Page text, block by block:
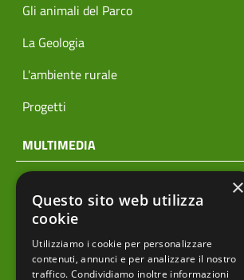
Gli animali del Parco
La Geologia
L'ambiente rurale
Progetti
MULTIMEDIA
Archivio news
Prodotti editoriali
×
Questo sito web utilizza
cookie
Utilizziamo i cookie per personalizzare
contenuti, annunci e per analizzare il nostro
traffico. Condividiamo inoltre informazioni